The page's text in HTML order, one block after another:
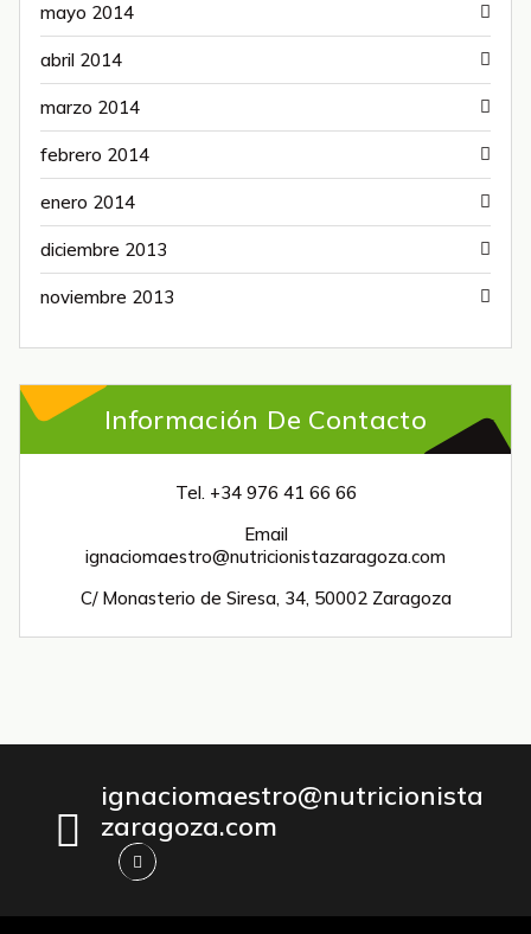
mayo 2014
abril 2014
marzo 2014
febrero 2014
enero 2014
diciembre 2013
noviembre 2013
Información De Contacto
Tel. +34 976 41 66 66
Email
ignaciomaestro@nutricionistazaragoza.com
C/ Monasterio de Siresa, 34, 50002 Zaragoza
ignaciomaestro@nutricionista
zaragoza.com